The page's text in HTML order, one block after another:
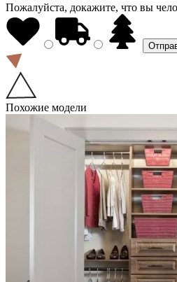
Пожалуйста, докажите, что вы
Похожие модели